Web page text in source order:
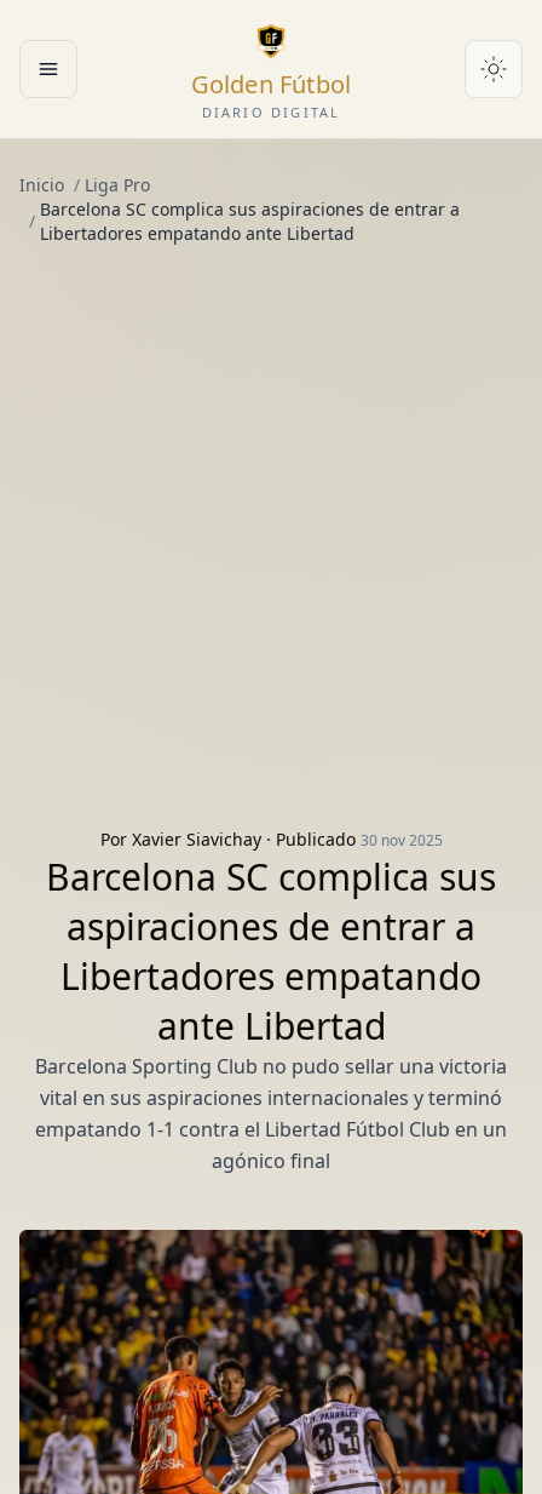
Abrir menú Golden Fútbol
DIARIO DIGITAL
Inicio / Liga Pro
/
Barcelona SC complica sus aspiraciones de entrar a
Libertadores empatando ante Libertad
Por Xavier Siavichay· Publicado 30 nov 2025
Barcelona SC complica sus
aspiraciones de entrar a
Libertadores empatando
ante Libertad
Barcelona Sporting Club no pudo sellar una victoria
vital en sus aspiraciones internacionales y terminó
empatando 1-1 contra el Libertad Fútbol Club en un
agónico final